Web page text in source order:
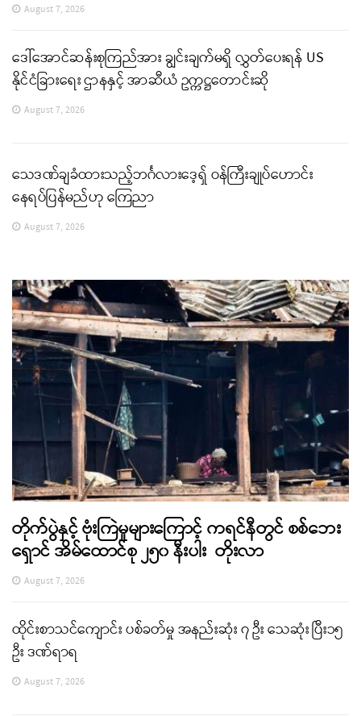
August 7, 2026
ဒေါ်အောင်ဆန်းစုကြည်အား ချွင်းချက်မရှိ လွှတ်ပေးရန် US
နိုင်ငံခြားရေး ဌာနနှင့် အာဆီယံ ဥက္ကဋ္ဌတောင်းဆို
August 7, 2026
သေဒဏ်ချခံထားသည့်ဘင်္ဂလားဒေ့ရှ် ဝန်ကြီးချုပ်ဟောင်း
နေရပ်ပြန်မည်ဟု ကြေညာ
August 7, 2026
တိုက်ပွဲနှင့် ဗုံးကြဲမှုများကြောင့် ကရင်နီတွင် စစ်ဘေး
ရှောင် အိမ်ထောင်စု ၂၅၀ နီးပါး တိုးလာ
August 7, 2026
ထိုင်းစာသင်ကျောင်း ပစ်ခတ်မှု အနည်းဆုံး ၇ ဦး သေဆုံး ပြီး၁၅
ဦး ဒဏ်ရာရ
August 7, 2026